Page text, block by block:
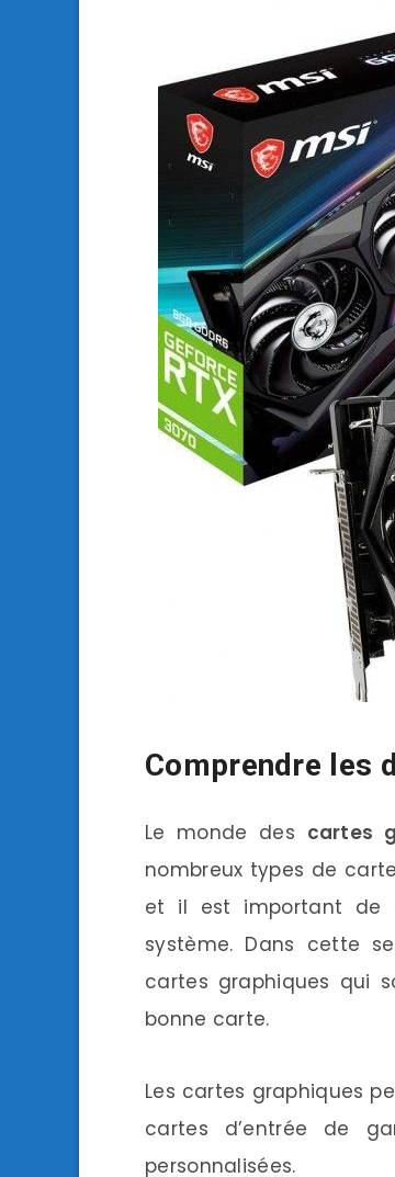
Comprendre les
Le monde des cartes
nombreux types de
et il est important de
système. Dans cette
cartes graphiques qui
bonne carte.
Les cartes graphiques
cartes d’entrée de
personnalisées.